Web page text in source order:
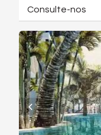
Consulte-nos